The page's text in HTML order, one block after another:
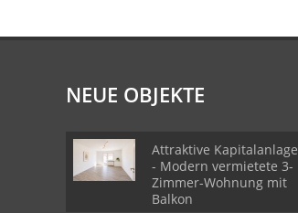
NEUE OBJEKTE
Attraktive Kapitalanlage
- Modern vermietete 3-
Zimmer-Wohnung mit
Balkon